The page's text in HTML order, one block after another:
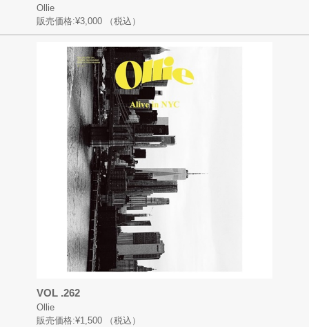
Ollie
販売価格:¥3,000 （税込）
VOL .262
Ollie
販売価格:¥1,500
（税込）